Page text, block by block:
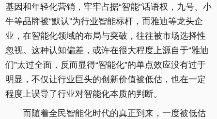
基因和年轻化营销，牢牢占据“智能”话语权，九号、小
牛等品牌被“默认”为行业智能标杆，而雅迪等龙头企
业，在智能化领域的布局与突破，往往被市场选择性
忽视。这种认知偏差，或许在很大程度上源自于“雅迪
们”太过全面，反而显得“智能化”的单点效应没有过于
明显，不仅让行业巨头的创新价值被低估，也在一定
程度上误导了行业对智能化本质的判断。
而随着全民智能化时代的真正到来，一度被低估